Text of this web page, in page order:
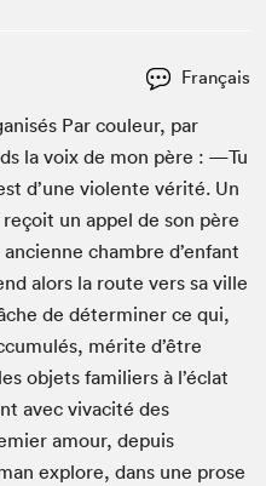
Français
Par couleur, par
la voix de mon père : —Tu
d’une vio­lente vérité. Un
un appel de son père
cham­bre d’enfant
alors la route vers sa ville
de déter­min­er ce qui,
mérite d’être
objets fam­i­liers à l’éclat
avec vivac­ité des
amour, depuis
explore, dans une prose